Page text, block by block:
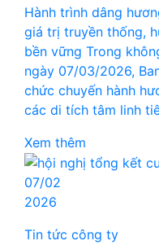
Hành trình dâng
giá trị truyền thống,
bền vững Trong
ngày 07/03/2026,
chức chuyến hành
các di tích tâm linh
Xem thêm
07/02
2026
Tin tức công ty